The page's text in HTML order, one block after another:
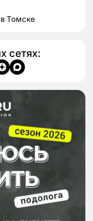
Томске
сетях: